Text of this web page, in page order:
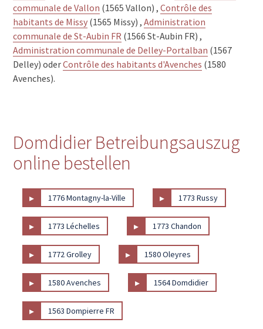
communale de Vallon (1565 Vallon) ,Contrôle des
habitants de Missy (1565 Missy) ,Administration
communale de St-Aubin FR (1566 St-Aubin FR) ,
Administration communale de Delley-Portalban (1567
Delley) oderContrôle des habitants d'Avenches (1580
Avenches).
Domdidier Betreibungsauszug
online bestellen
▸ 1776 Montagny-la-Ville ▸ 1773 Russy
▸ 1773 Léchelles ▸ 1773 Chandon
▸ 1772 Grolley ▸ 1580 Oleyres
▸ 1580 Avenches ▸ 1564 Domdidier
▸ 1563 Dompierre FR